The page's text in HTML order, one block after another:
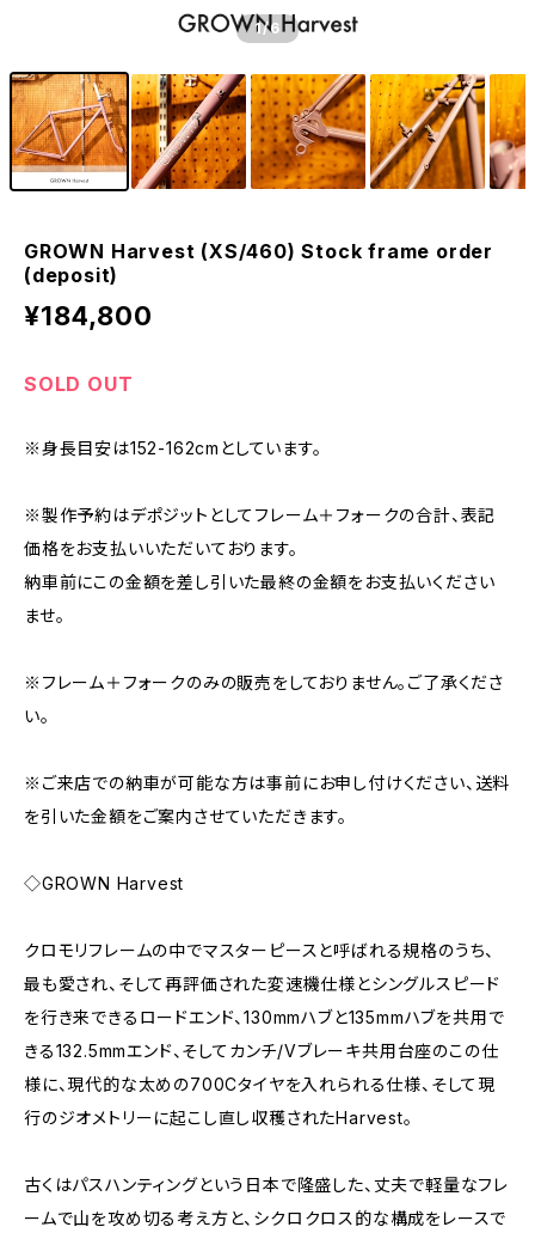
1/6
GROWN Harvest (XS/460) Stock frame order
(deposit)
¥184,800
SOLD OUT
※身長目安は152-162cmとしています。
※製作予約はデポジットとしてフレーム＋フォークの合計、表記
価格をお支払いいただいております。
納車前にこの金額を差し引いた最終の金額をお支払いください
ませ。
※フレーム＋フォークのみの販売をしておりません。ご了承くださ
い。
※ご来店での納車が可能な方は事前にお申し付けください、送料
を引いた金額をご案内させていただきます。
◇GROWN Harvest
クロモリフレームの中でマスターピースと呼ばれる規格のうち、
最も愛され、そして再評価された変速機仕様とシングルスピード
を行き来できるロードエンド、130mmハブと135mmハブを共用で
きる132.5mmエンド、そしてカンチ/Vブレーキ共用台座のこの仕
様に、現代的な太めの700Cタイヤを入れられる仕様、そして現
行のジオメトリーに起こし直し収穫されたHarvest。
古くはパスハンティングという日本で隆盛した、丈夫で軽量なフレ
ームで山を攻め切る考え方と、シクロクロス的な構成をレースで